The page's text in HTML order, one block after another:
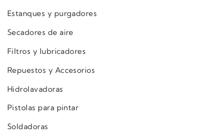
Estanques y purgadores
Secadores de aire
Filtros y lubricadores
Repuestos y Accesorios
Hidrolavadoras
Pistolas para pintar
Soldadoras